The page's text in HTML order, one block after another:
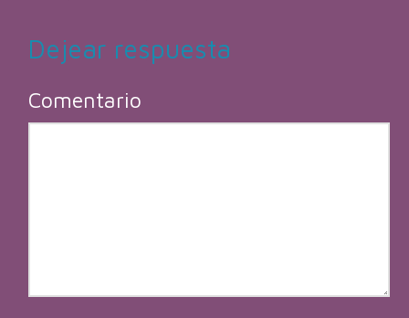
Dejear respuesta
Comentario